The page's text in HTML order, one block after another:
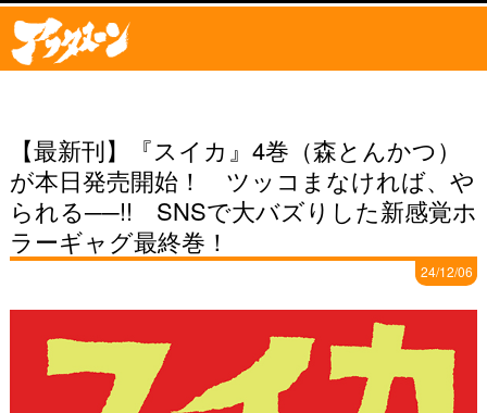
【最新刊】『スイカ』4巻（森とんかつ）
が本日発売開始！ ツッコまなければ、や
られる──!! SNSで大バズりした新感覚ホ
ラーギャグ最終巻！
24/12/06